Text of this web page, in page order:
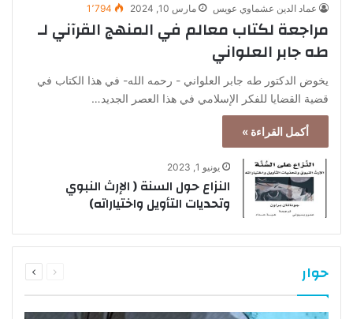
عماد الدين عشماوي عويس مارس 10, 2024 1٬794
مراجعة لكتاب معالم في المنهج القرآني لـ
طه جابر العلواني
يخوض الدكتور طه جابر العلواني - رحمه الله- في هذا الكتاب في
قضية القضايا للفكر الإسلامي في هذا العصر الجديد…
أكمل القراءة »
يونيو 1, 2023
النزاع حول السنة ( الإرث النبوي
وتحديات التأويل واختياراته)
حوار
الصفحة